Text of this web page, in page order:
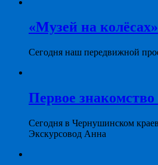
«Музей на
Сегодня наш передвижной
Первое
Сегодня в Чернушинском
Экскурсовод Анна